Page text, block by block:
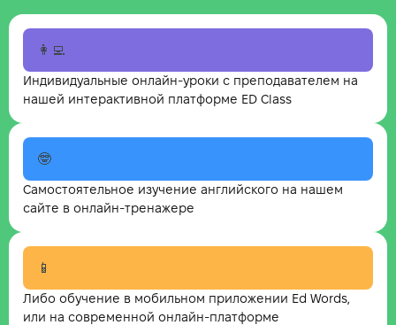
👩‍💻
Индивидуальные онлайн-уроки с преподавателем на
нашей интерактивной платформе ED Class
🤓
Самостоятельное изучение английского на нашем
сайте в онлайн-тренажере
📱
Либо обучение в мобильном приложении Ed Words,
или на современной онлайн-платформе